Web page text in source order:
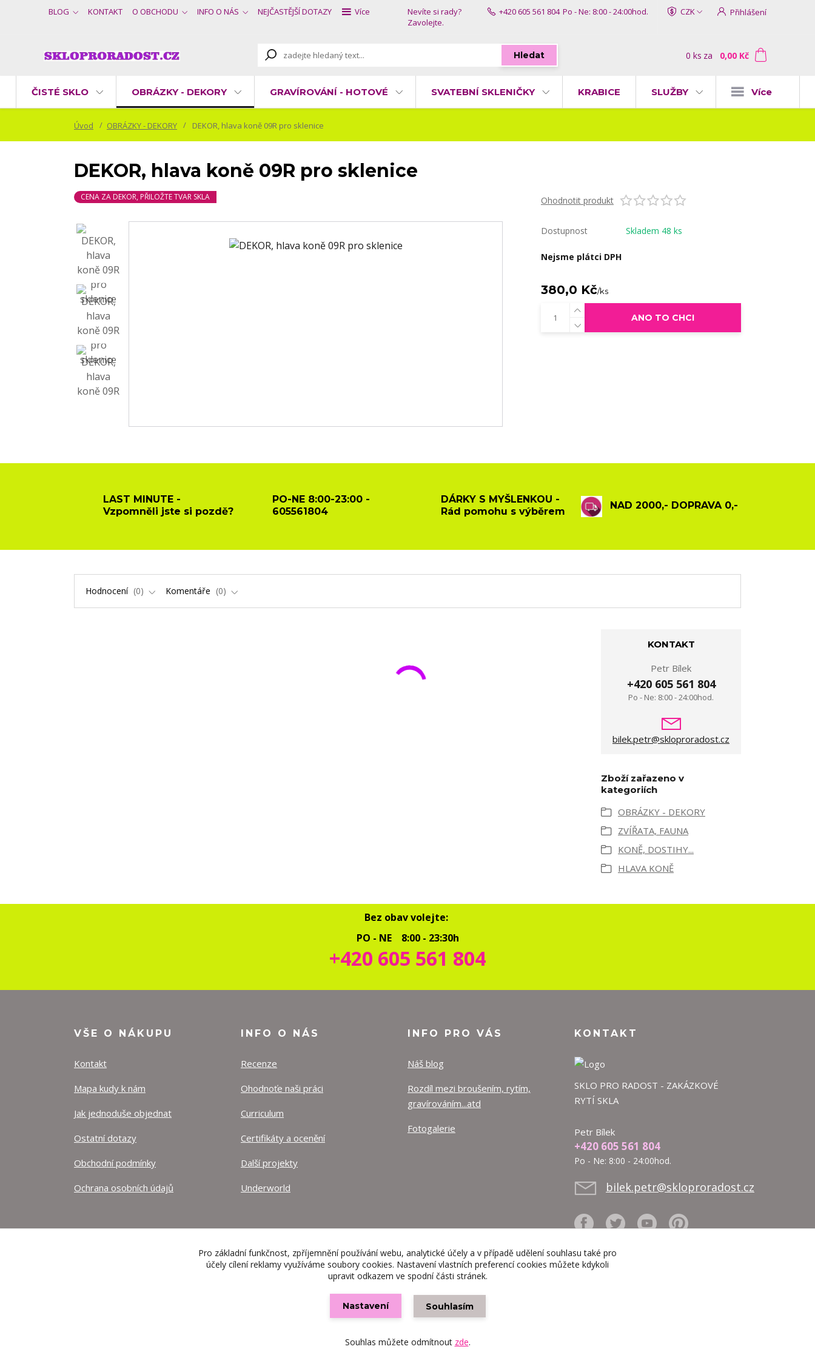
BLOG KONTAKT O OBCHODU INFO O NÁS NEJČASTĚJŠÍ DOTAZY Více CZK Přihlášení
Hledat
Nevíte si rady?
Zavolejte.
+420 605 561 804 Po - Ne: 8:00 - 24:00hod.
0 ks za 0,00 Kč
ČISTÉ SKLO OBRÁZKY - DEKORY GRAVÍROVÁNÍ - HOTOVÉ SVATEBNÍ SKLENIČKY KRABICE SLUŽBY Více
Úvod OBRÁZKY - DEKORY DEKOR, hlava koně 09R pro sklenice
DEKOR, hlava koně 09R pro sklenice
CENA ZA DEKOR, PŘILOŽTE TVAR SKLA Ohodnotit produkt
Dostupnost Skladem 48 ks
Nejsme plátci DPH
380,0 Kč/ks
ANO TO CHCI
LAST MINUTE -
Vzpomněli jste si pozdě?
PO-NE 8:00-23:00 -
605561804
DÁRKY S MYŠLENKOU -
Rád pomohu s výběrem
NAD 2000,- DOPRAVA 0,-
Hodnocení 0 Komentáře 0
KONTAKT
Petr Bílek
+420 605 561 804
Po - Ne: 8:00 - 24:00hod.
bilek.petr@skloproradost.cz
Zboží zařazeno v
kategoriích
OBRÁZKY - DEKORY
ZVÍŘATA, FAUNA
KONĚ, DOSTIHY...
HLAVA KONĚ
Bez obav volejte:
PO - NE 8:00 - 23:30h
+420 605 561 804
VŠE O NÁKUPU
Kontakt
Mapa kudy k nám
Jak jednoduše objednat
Ostatní dotazy
Obchodní podmínky
Ochrana osobních údajů
INFO O NÁS
Recenze
Ohodnoťe naši práci
Curriculum
Certifikáty a ocenění
Další projekty
Underworld
INFO PRO VÁS
Náš blog
Rozdíl mezi broušením, rytím,
gravírováním...atd
Fotogalerie
KONTAKT
SKLO PRO RADOST - ZAKÁZKOVÉ
RYTÍ SKLA
Petr Bílek
+420 605 561 804
Po - Ne: 8:00 - 24:00hod.
bilek.petr@skloproradost.cz
Vytvořeno na Eshop-rychle.cz
Pro základní funkčnost, zpříjemnění používání webu, analytické účely a v případě udělení souhlasu také pro
účely cílení reklamy využíváme soubory cookies. Nastavení vlastních preferencí cookies můžete kdykoli
upravit odkazem ve spodní části stránek.
Nastavení Souhlasím
Souhlas můžete odmítnout zde.